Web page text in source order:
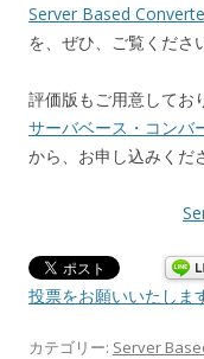
Server Based
を、ぜひ、ご覧くださ
評価版もご用意してお
サーバベース・コンバ
から、お申し込みくだ
投票をお願いいたしま
カテゴリー: Server